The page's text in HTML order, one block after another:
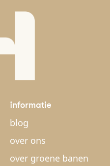
informatie
blog
over ons
over groene banen